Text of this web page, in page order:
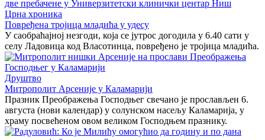
Црна хроника
Повређена тројица младића у удесу
У саобраћајној незгоди, која се јутрос догодила у 6.40 сати у
селу Ладовица код Власотинца, повређено је тројица младића.
Друштво
Митрополит Арсеније у Каламарији
Празник Преображења Господњег свечано је прослављен 6.
августа (нови календар) у солунском насељу Каламарија, у
храму посвећеном овом великом Господњем празнику.